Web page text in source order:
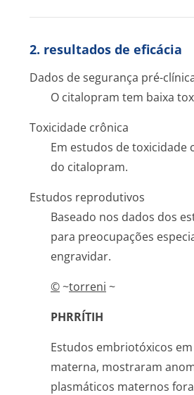
2. resultados de eficácia
Dados de segurança pré-
O citalopram tem baixa
Toxicidade crônica
Em estudos de
do citalopram.
Estudos reprodutivos
Baseado nos dados dos
para preocupações
engravidar.
©~torreni ~
PHRRÍTIH
Estudos embriotóxicos
materna, mostraram
plasmáticos maternos